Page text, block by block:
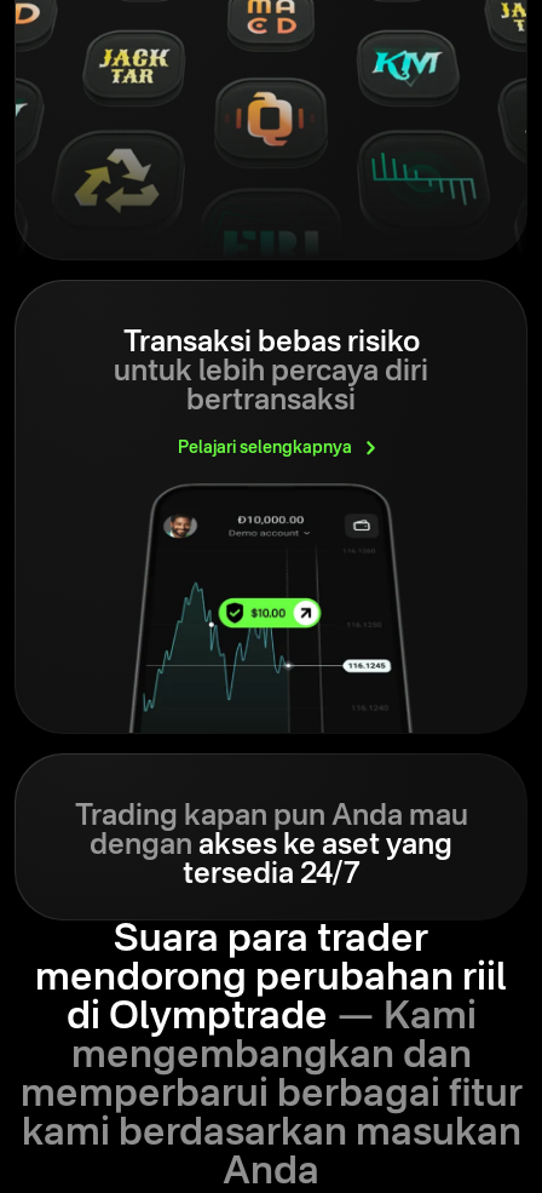
Transaksi bebas risiko
untuk lebih percaya diri
bertransaksi
Pelajari selengkapnya
Trading kapan pun Anda mau
dengan akses ke aset yang
tersedia 24/7
Suara para trader
mendorong perubahan riil
di Olymptrade — Kami
mengembangkan dan
memperbarui berbagai fitur
kami berdasarkan masukan
Anda